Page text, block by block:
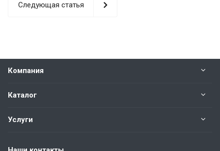
Следующая статья
Компания
Каталог
Услуги